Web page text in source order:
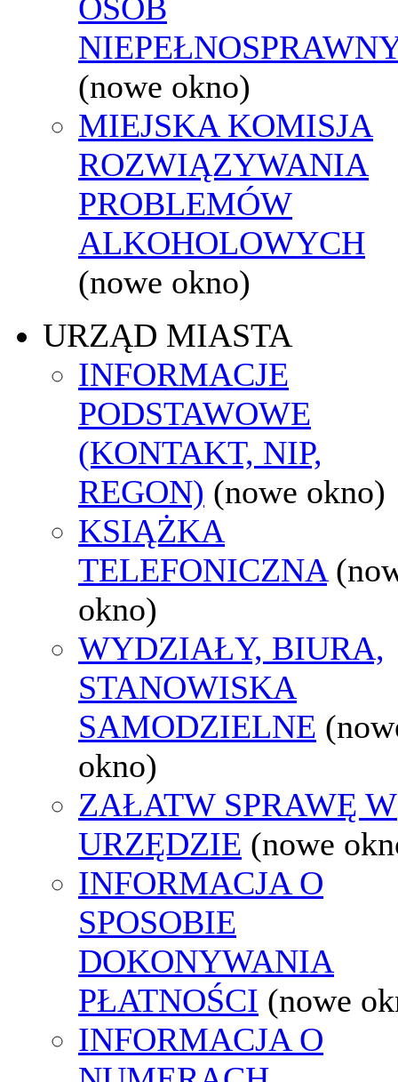
OSÓB
(nowe okno)
MIEJSKA KOMISJA
ROZWIĄZYWANIA
PROBLEMÓW
ALKOHOLOWYCH
(nowe okno)
URZĄD MIASTA
INFORMACJE
PODSTAWOWE
(KONTAKT, NIP,
REGON) (nowe okno)
KSIĄŻKA
TELEFONICZNA
okno)
WYDZIAŁY, BIURA,
STANOWISKA
SAMODZIELNE
okno)
ZAŁATW SPRAWĘ W
URZĘDZIE (nowe
INFORMACJA O
SPOSOBIE
DOKONYWANIA
PŁATNOŚCI (nowe
INFORMACJA O